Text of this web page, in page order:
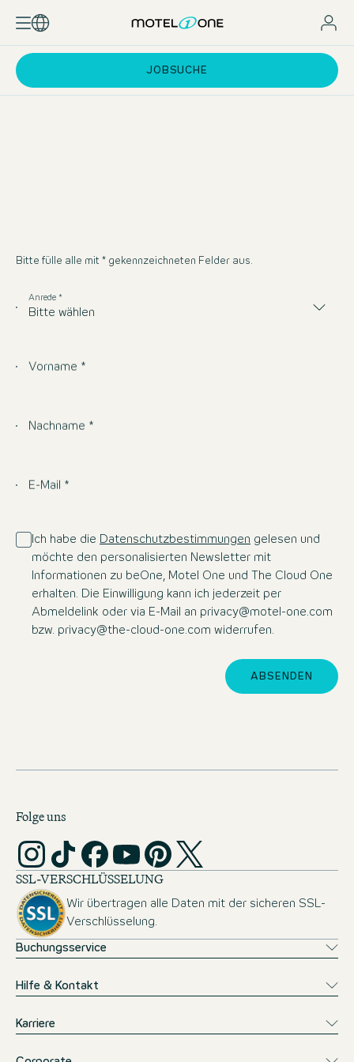
JOBSUCHE
Bitte fülle alle mit * gekennzeichneten Felder aus.
Bitte wählen
Anrede *
Vorname *
Nachname *
E-Mail *
Ich habe die Datenschutzbestimmungen gelesen und
möchte den personalisierten Newsletter mit
Informationen zu beOne, Motel One und The Cloud One
erhalten. Die Einwilligung kann ich jederzeit per
Abmeldelink oder via E-Mail an privacy@motel-one.com
bzw. privacy@the-cloud-one.com widerrufen.
ABSENDEN
Folge uns
SSL-VERSCHLÜSSELUNG
Wir übertragen alle Daten mit der sicheren SSL-
Verschlüsselung.
Buchungsservice
Hilfe & Kontakt
Karriere